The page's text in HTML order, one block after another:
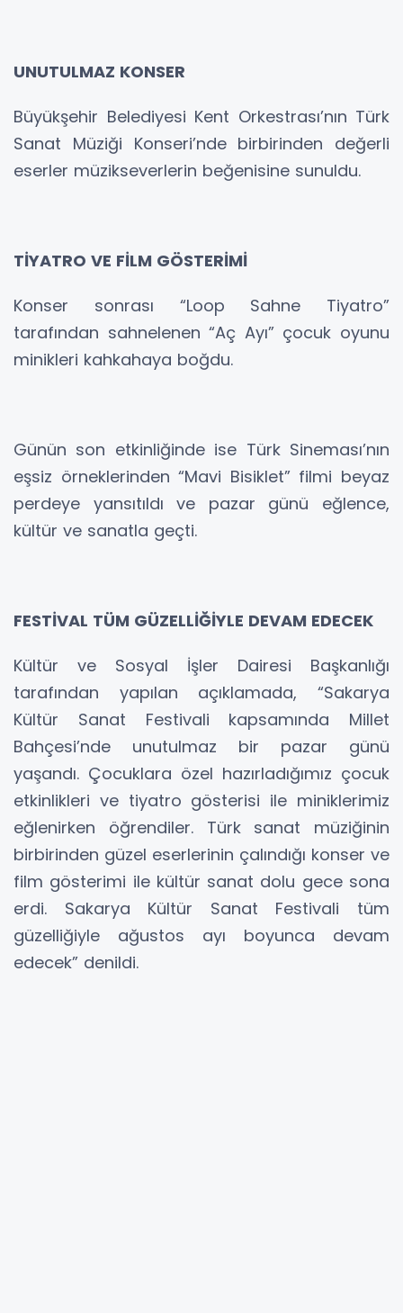
UNUTULMAZ KONSER
Büyükşehir Belediyesi Kent Orkestrası’nın Türk
Sanat Müziği Konseri’nde birbirinden değerli
eserler müzikseverlerin beğenisine sunuldu.
TİYATRO VE FİLM GÖSTERİMİ
Konser sonrası “Loop Sahne Tiyatro”
tarafından sahnelenen “Aç Ayı” çocuk oyunu
minikleri kahkahaya boğdu.
Günün son etkinliğinde ise Türk Sineması’nın
eşsiz örneklerinden “Mavi Bisiklet” filmi beyaz
perdeye yansıtıldı ve pazar günü eğlence,
kültür ve sanatla geçti.
FESTİVAL TÜM GÜZELLİĞİYLE DEVAM EDECEK
Kültür ve Sosyal İşler Dairesi Başkanlığı
tarafından yapılan açıklamada, “Sakarya
Kültür Sanat Festivali kapsamında Millet
Bahçesi’nde unutulmaz bir pazar günü
yaşandı. Çocuklara özel hazırladığımız çocuk
etkinlikleri ve tiyatro gösterisi ile miniklerimiz
eğlenirken öğrendiler. Türk sanat müziğinin
birbirinden güzel eserlerinin çalındığı konser ve
film gösterimi ile kültür sanat dolu gece sona
erdi. Sakarya Kültür Sanat Festivali tüm
güzelliğiyle ağustos ayı boyunca devam
edecek” denildi.